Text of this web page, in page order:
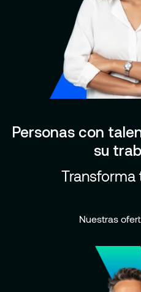
Personas con
su
Transforma
Nuestras